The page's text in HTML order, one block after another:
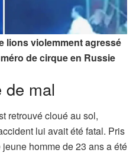
lions violemment agressé
de cirque en Russie
de mal
retrouvé cloué au sol,
lui avait été fatal. Pris
homme de 23 ans a été